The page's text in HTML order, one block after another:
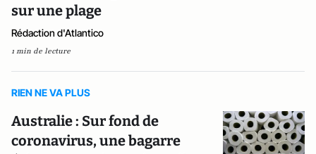
sur une plage
Rédaction d'Atlantico
1 min de lecture
RIEN NE VA PLUS
Australie : Sur fond de
coronavirus, une bagarre